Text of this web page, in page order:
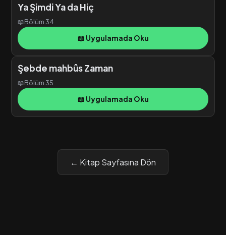
Ya Şimdi Ya da Hiç
📖Bölüm 34
📖 Uygulamada Oku
Şebde mahbûs Zaman
📖Bölüm 35
📖 Uygulamada Oku
← Kitap Sayfasına Dön